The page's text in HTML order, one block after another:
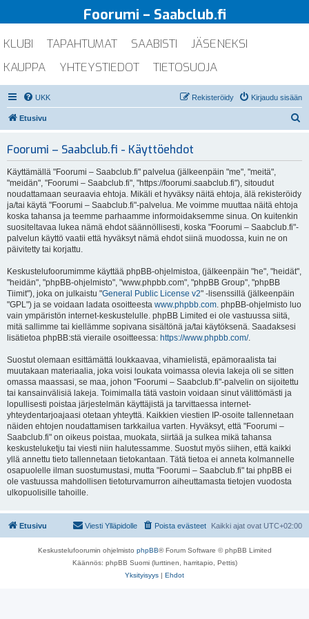
Foorumi – Saabclub.fi
KLUBI TAPAHTUMAT SAABISTI
JÄSENEKSI
KAUPPA
YHTEYSTIEDOT TIETOSUOJA
UKK Kirjaudu sisään
Rekisteröidy
Etusivu
Foorumi – Saabclub.fi - Käyttöehdot
Käyttämällä "Foorumi – Saabclub.fi" palvelua (jälkeenpäin "me", "meitä",
"meidän", "Foorumi – Saabclub.fi", "https://foorumi.saabclub.fi"), sitoudut
noudattamaan seuraavia ehtoja. Mikäli et hyväksy näitä ehtoja, älä rekisteröidy
ja/tai käytä "Foorumi – Saabclub.fi"-palvelua. Me voimme muuttaa näitä ehtoja
koska tahansa ja teemme parhaamme informoidaksemme sinua. On kuitenkin
suositeltavaa lukea nämä ehdot säännöllisesti, koska "Foorumi – Saabclub.fi"-
palvelun käyttö vaatii että hyväksyt nämä ehdot siinä muodossa, kuin ne on
päivitetty tai korjattu.
Keskustelufoorumimme käyttää phpBB-ohjelmistoa, (jälkeenpäin "he", "heidät",
"heidän", "phpBB-ohjelmisto", "www.phpbb.com", "phpBB Group", "phpBB
Tiimit"), joka on julkaistu "General Public License v2" -lisenssillä (jälkeenpäin
"GPL") ja se voidaan ladata osoitteesta www.phpbb.com. phpBB-ohjelmisto luo
vain ympäristön internet-keskustelulle. phpBB Limited ei ole vastuussa siitä,
mitä sallimme tai kiellämme sopivana sisältönä ja/tai käytöksenä. Saadaksesi
lisätietoa phpBB:stä vieraile osoitteessa: https://www.phpbb.com/.
Suostut olemaan esittämättä loukkaavaa, vihamielistä, epämoraalista tai
muutakaan materiaalia, joka voisi loukata voimassa olevia lakeja oli se sitten
omassa maassasi, se maa, johon "Foorumi – Saabclub.fi"-palvelin on sijoitettu
tai kansainvälisiä lakeja. Toimimalla tätä vastoin voidaan sinut välittömästi ja
lopullisesti poistaa järjestelmän käyttäjistä ja tarvittaessa internet-
yhteydentarjoajaasi otetaan yhteyttä. Kaikkien viestien IP-osoite tallennetaan
näiden ehtojen noudattamisen tarkkailua varten. Hyväksyt, että "Foorumi –
Saabclub.fi" on oikeus poistaa, muokata, siirtää ja sulkea mikä tahansa
keskusteluketju tai viesti niin halutessamme. Suostut myös siihen, että kaikki
yllä annettu tieto tallennetaan tietokantaan. Tätä tietoa ei anneta kolmannelle
osapuolelle ilman suostumustasi, mutta "Foorumi – Saabclub.fi" tai phpBB ei
ole vastuussa mahdollisen tietoturvamurron aiheuttamasta tietojen vuodosta
ulkopuolisille tahoille.
Etusivu Kaikki ajat ovat UTC+02:00
Poista evästeet
Viesti Ylläpidolle
Keskustelufoorumin ohjelmisto phpBB® Forum Software © phpBB Limited
Käännös: phpBB Suomi (lurttinen, harritapio, Pettis)
Yksityisyys | Ehdot